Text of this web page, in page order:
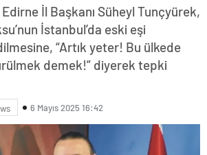
İl Başkanı Süheyl Tunçyürek,
İstanbul’da eski eşi
“Artık yeter! Bu ülkede
demek!” diyerek tepki
6 Mayıs 2025 16:42